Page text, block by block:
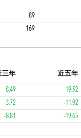
89
169
三年 近五年
-8.49 -19.52
-3.72 -11.92
-8.81 -19.65
4 4